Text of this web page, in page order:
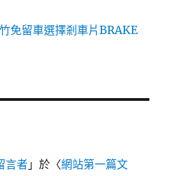
免留車選擇剎車片BRAKE
言者 」於〈網站第一篇文